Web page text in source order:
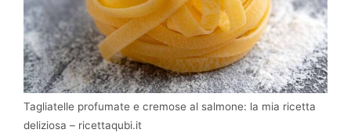
Tagliatelle profumate e cremose al salmone: la mia ricetta
deliziosa – ricettaqubi.it